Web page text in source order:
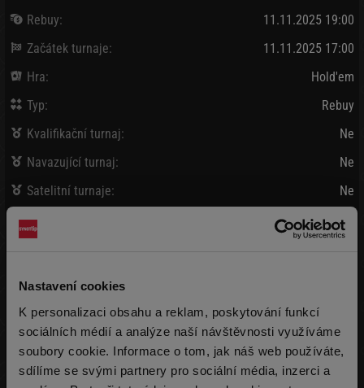
Nastavení cookies
K personalizaci obsahu a reklam, poskytování funkcí
sociálních médií a analýze naší návštěvnosti využíváme
soubory cookie. Informace o tom, jak náš web používáte,
sdílíme se svými partnery pro sociální média, inzerci a
Rebuy:
11.11.2025 19:00
Začátek turnaje:
11.11.2025 17:00
Hra:
Hold'em
Typ:
Rebuy
Kvalifikační turnaj:
Ne
Navazující turnaj:
Ne
Satelitní turnaje:
Ne
Bank / Vybráno: /12 780 Kč
Pozdní registrace: 180 Kč + 20 Kč
(2 000 žetonů) max 999x
Rebuy: 180 Kč + 20 Kč
(2 000 žetonů)max 999x